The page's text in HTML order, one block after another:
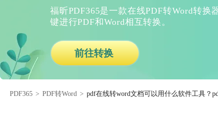
福昕PDF365是一款在线PDF转Word转换
键进行PDF和Word相互转换。
前往转换
PDF365 > PDF转Word > pdf在线转word文档可以用什么软件工具？